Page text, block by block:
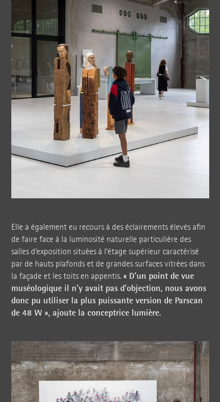
Elle a également eu recours à des éclairements élevés afin
de faire face à la luminosité naturelle particulière des
salles d’exposition situées à l’étage supérieur caractérisé
par de hauts plafonds et de grandes surfaces vitrées dans
la façade et les toits en appentis.« D’un point de vue
muséologique il n’y avait pas d’objection, nous avons
donc pu utiliser la plus puissante version de Parscan
de 48 W », ajoute la conceptrice lumière.